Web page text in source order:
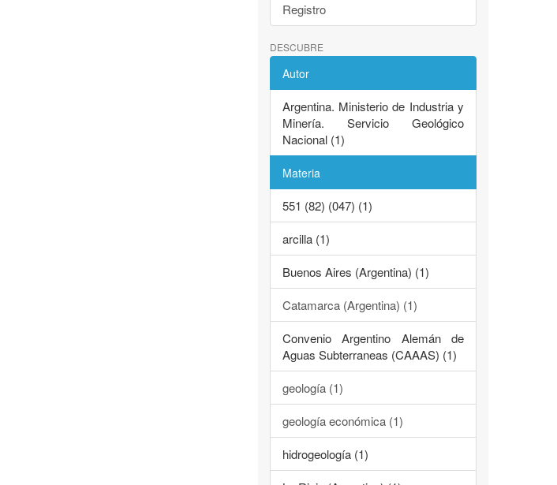
Registro
DESCUBRE
Autor
Argentina. Ministerio de Industria y
Minería. Servicio Geológico
Nacional (1)
Materia
551 (82) (047) (1)
arcilla (1)
Buenos Aires (Argentina) (1)
Catamarca (Argentina) (1)
Convenio Argentino Alemán de
Aguas Subterraneas (CAAAS) (1)
geología (1)
geología económica (1)
hidrogeología (1)